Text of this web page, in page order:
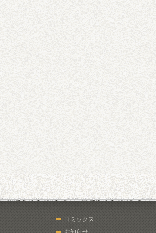
コミックス
お知らせ